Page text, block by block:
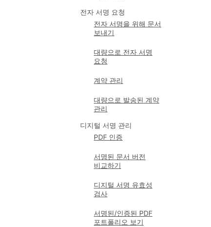
전자 서명 요청
전자 서명을 위해 문서
보내기
대량으로 전자 서명
요청
계약 관리
대량으로 발송된 계약
관리
디지털 서명 관리
PDF 인증
서명된 문서 버전
비교하기
디지털 서명 유효성
검사
서명된/인증된 PDF
포트폴리오 보기